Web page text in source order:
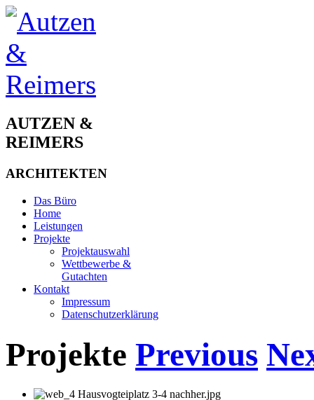
AUTZEN &
REIMERS
ARCHITEKTEN
Das Büro
Home
Leistungen
Projekte
Projektauswahl
Wettbewerbe &
Gutachten
Kontakt
Impressum
Datenschutzerklärung
Projekte Previous